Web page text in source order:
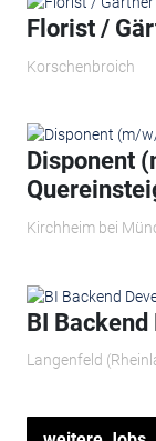
Florist /
Korschenbroich
Disponent
Kirchheim bei
BI
Langenfeld